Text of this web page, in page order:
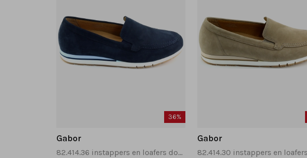
36%
Gabor
82.414.36 instappers en loafers donkerblauw
Gabor